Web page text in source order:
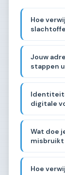
Hoe
Jouw
stappen
digitale
Wat doe
Hoe